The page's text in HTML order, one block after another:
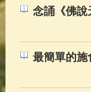
念誦《佛說
最簡單的施